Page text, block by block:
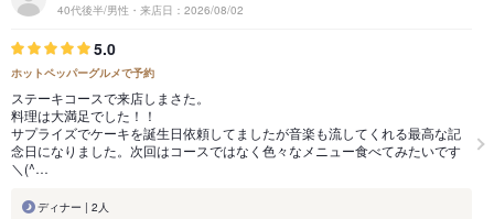
40代後半/男性・来店日：2026/08/02
5.0
ホットペッパーグルメで予約
ステーキコースで来店しまさた。
料理は大満足でした！！
サプライズでケーキを誕生日依頼してましたが音楽も流してくれる最高な記
念日になりました。次回はコースではなく色々なメニュー食べてみたいです
＼(^…
ディナー | 2人